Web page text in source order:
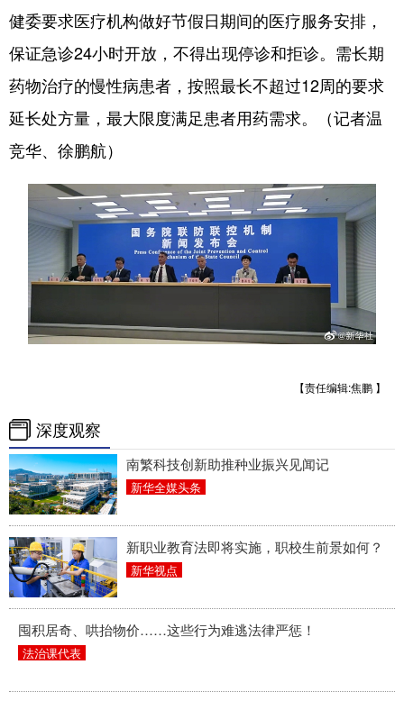
文化产业
地方频道
北京 天津 河北 山西
浙江 安徽 福建 江西
山东 河南
广东 广西 海南
四川 西藏
多语种频道
English
Русский язык 日本語 한국어
Deutsch Português
健委要求医疗机构做好节假日期间的医疗服务安排，
保证急诊24小时开放，不得出现停诊和拒诊。需长期
药物治疗的慢性病患者，按照最长不超过12周的要求
延长处方量，最大限度满足患者用药需求。（记者温
竞华、徐鹏航）
【责任编辑:焦鹏 】
深度观察
南繁科技创新助推种业振兴见闻记
新华全媒头条
新职业教育法即将实施，职校生前景如何？
新华视点
囤积居奇、哄抬物价……这些行为难逃法律严惩！
法治课代表